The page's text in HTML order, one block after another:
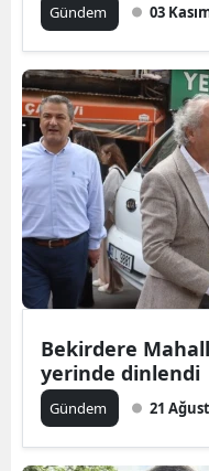
Gündem 03
Bekirdere
yerinde dinlendi
Gündem 21